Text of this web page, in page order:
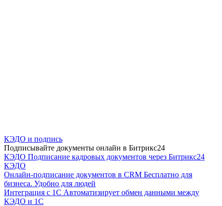
КЭДО и подпись
Подписывайте документы онлайн в Битрикс24
КЭДО Подписание кадровых документов через Битрикс24
КЭДО
Онлайн-подписание документов в CRM Бесплатно для
бизнеса. Удобно для людей
Интеграция с 1С Автоматизирует обмен данными между
КЭДО и 1С